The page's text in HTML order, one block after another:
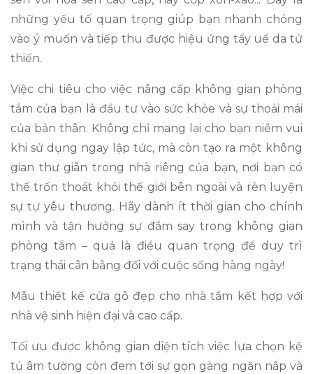
những yếu tố quan trọng giúp bạn nhanh chóng
vào ý muốn và tiếp thu được hiệu ứng tẩy uế da tử
thiến.
Việc chi tiêu cho việc nâng cấp không gian phòng
tắm của bạn là đầu tư vào sức khỏe và sự thoải mái
của bản thân. Không chỉ mang lại cho bạn niềm vui
khi sử dụng ngay lập tức, mà còn tạo ra một không
gian thư giãn trong nhà riêng của bạn, nơi bạn có
thể trốn thoát khỏi thế giới bên ngoài và rèn luyện
sự tự yêu thương. Hãy dành ít thời gian cho chính
mình và tận hưởng sự đắm say trong không gian
phòng tắm – quả là điều quan trọng để duy trì
trạng thái cân bằng đối với cuộc sống hàng ngày!
Mẫu thiết kế cửa gỗ đẹp cho nhà tắm kết hợp với
nhà vệ sinh hiện đại và cao cấp.
Tối ưu được không gian diện tích việc lựa chọn kệ
tủ âm tường còn đem tới sự gọn gàng ngăn nắp và